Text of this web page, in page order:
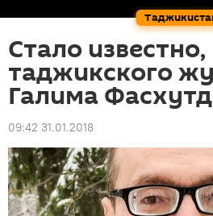
Стало
таджикского
Галима
09:42 31.01.2018